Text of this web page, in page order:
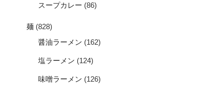
スープカレー (86)
麺 (828)
醤油ラーメン (162)
塩ラーメン (124)
味噌ラーメン (126)